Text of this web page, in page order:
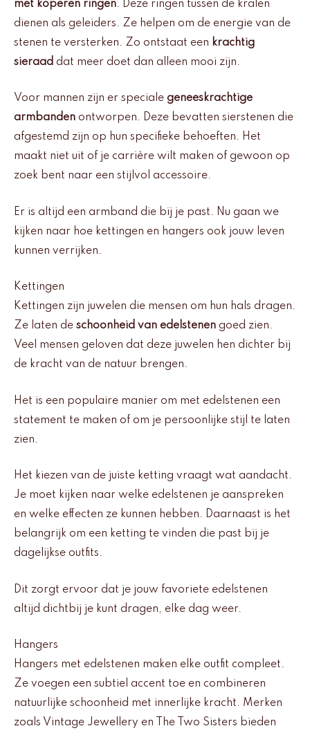
met koperen ringen. Deze ringen tussen de kralen
dienen als geleiders. Ze helpen om de energie van de
stenen te versterken. Zo ontstaat een krachtig
sieraad dat meer doet dan alleen mooi zijn.
Voor mannen zijn er speciale geneeskrachtige
armbanden ontworpen. Deze bevatten sierstenen die
afgestemd zijn op hun specifieke behoeften. Het
maakt niet uit of je carrière wilt maken of gewoon op
zoek bent naar een stijlvol accessoire.
Er is altijd een armband die bij je past. Nu gaan we
kijken naar hoe kettingen en hangers ook jouw leven
kunnen verrijken.
Kettingen
Kettingen zijn juwelen die mensen om hun hals dragen.
Ze laten de schoonheid van edelstenen goed zien.
Veel mensen geloven dat deze juwelen hen dichter bij
de kracht van de natuur brengen.
Het is een populaire manier om met edelstenen een
statement te maken of om je persoonlijke stijl te laten
zien.
Het kiezen van de juiste ketting vraagt wat aandacht.
Je moet kijken naar welke edelstenen je aanspreken
en welke effecten ze kunnen hebben. Daarnaast is het
belangrijk om een ketting te vinden die past bij je
dagelijkse outfits.
Dit zorgt ervoor dat je jouw favoriete edelstenen
altijd dichtbij je kunt dragen, elke dag weer.
Hangers
Hangers met edelstenen maken elke outfit compleet.
Ze voegen een subtiel accent toe en combineren
natuurlijke schoonheid met innerlijke kracht. Merken
zoals Vintage Jewellery en The Two Sisters bieden